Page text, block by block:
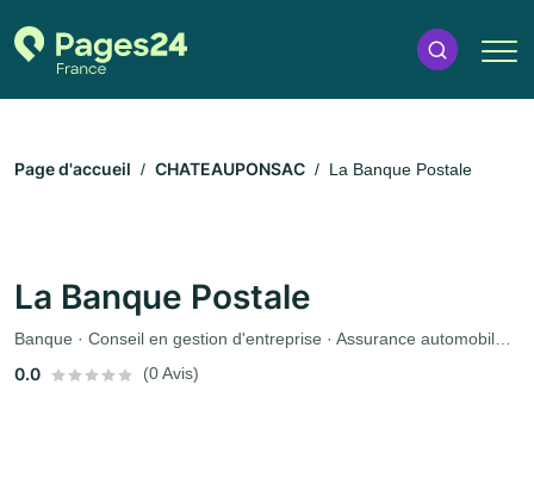
Page d'accueil CHATEAUPONSAC La Banque Postale
La Banque Postale
0.0 (0 Avis)